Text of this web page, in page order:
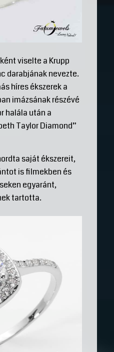
viselte a Krupp
darabjának nevezte.
híres ékszerek a
imázsának részévé
halála után a
Taylor Diamond”
saját ékszereit,
is filmekben és
egyaránt,
tartotta.